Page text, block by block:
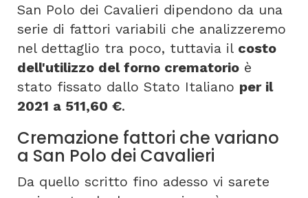
San Polo dei Cavalieri dipendono da una
serie di fattori variabili che analizzeremo
nel dettaglio tra poco, tuttavia il costo
dell'utilizzo del forno crematorio è
stato fissato dallo Stato Italiano per il
2021 a 511,60 €.
Cremazione fattori che variano
a San Polo dei Cavalieri
Da quello scritto fino adesso vi sarete